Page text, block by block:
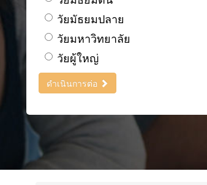
วัยมัธยมปลาย
วัยมหาวิทยาลัย
วัยผู้ใหญ่
ดำเนินการต่อ